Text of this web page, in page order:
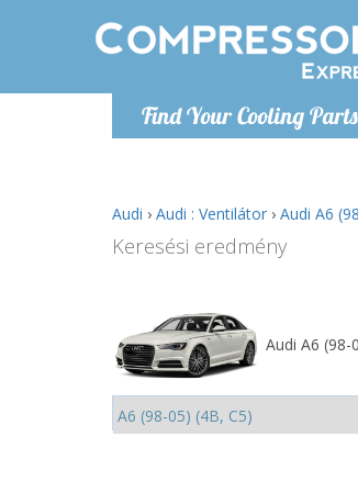
Find Your Cooling Parts
Audi › Audi : Ventilátor › Audi A6
Keresési eredmény
Audi A6 (98-